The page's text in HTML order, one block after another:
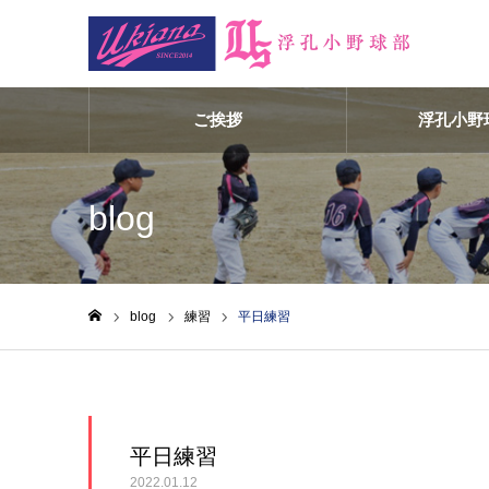
ご挨拶 浮孔小野
blog
blog 練習 平日練習
平日練習
2022.01.12